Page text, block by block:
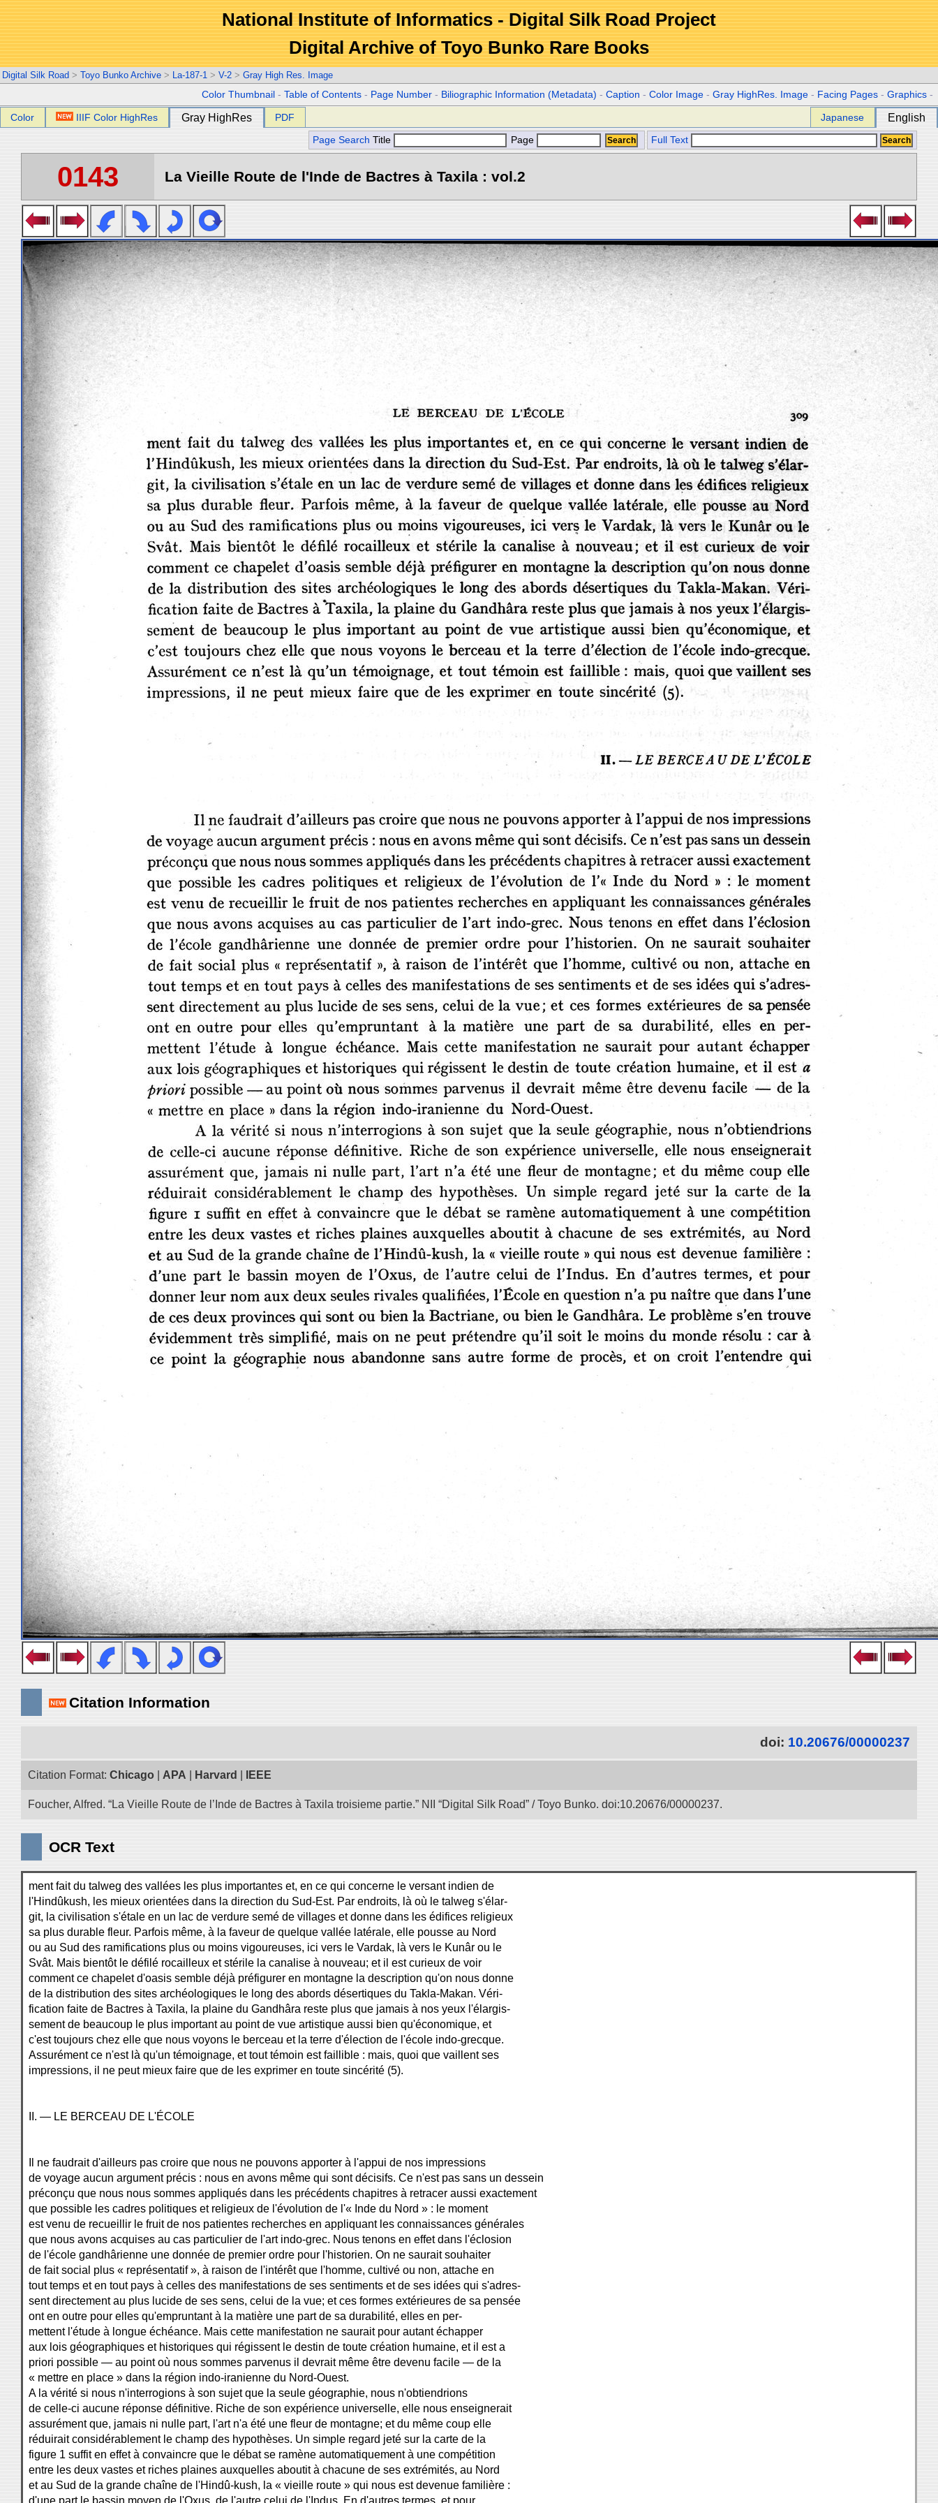
National Institute of Informatics - Digital Silk Road Project
Digital Archive of Toyo Bunko Rare Books
Digital Silk Road > Toyo Bunko Archive > La-187-1 > V-2 > Gray High Res. Image
Color Thumbnail -Table of Contents - Page Number - Biliographic Information (Metadata) -Caption -Color Image -Gray HighRes. Image - Facing Pages -Graphics -
Color IIIF Color HighRes Gray HighRes PDF Japanese English
Page Search Title Page Full Text
0143 La Vieille Route de l'Inde de Bactres à Taxila : vol.2
Citation Information
doi: 10.20676/00000237
Citation Format: Chicago APA Harvard IEEE
Foucher, Alfred. “La Vieille Route de l’Inde de Bactres à Taxila troisieme partie.” NII “Digital Silk Road” / Toyo Bunko. doi:10.20676/00000237.
OCR Text
ment fait du talweg des vallées les plus importantes et, en ce qui concerne le versant indien de
l'Hindûkush, les mieux orientées dans la direction du Sud-Est. Par endroits, là où le talweg s'élar-
git, la civilisation s'étale en un lac de verdure semé de villages et donne dans les édifices religieux
sa plus durable fleur. Parfois même, à la faveur de quelque vallée latérale, elle pousse au Nord
ou au Sud des ramifications plus ou moins vigoureuses, ici vers le Vardak, là vers le Kunâr ou le
Svât. Mais bientôt le défilé rocailleux et stérile la canalise à nouveau; et il est curieux de voir
comment ce chapelet d'oasis semble déjà préfigurer en montagne la description qu'on nous donne
de la distribution des sites archéologiques le long des abords désertiques du Takla-Makan. Véri-
fication faite de Bactres à Taxila, la plaine du Gandhâra reste plus que jamais à nos yeux l'élargis-
sement de beaucoup le plus important au point de vue artistique aussi bien qu'économique, et
c'est toujours chez elle que nous voyons le berceau et la terre d'élection de l'école indo-grecque.
Assurément ce n'est là qu'un témoignage, et tout témoin est faillible : mais, quoi que vaillent ses
impressions, il ne peut mieux faire que de les exprimer en toute sincérité (5).
II. — LE BERCEAU DE L'ÉCOLE
Il ne faudrait d'ailleurs pas croire que nous ne pouvons apporter à l'appui de nos impressions
de voyage aucun argument précis : nous en avons même qui sont décisifs. Ce n'est pas sans un dessein
préconçu que nous nous sommes appliqués dans les précédents chapitres à retracer aussi exactement
que possible les cadres politiques et religieux de l'évolution de l'« Inde du Nord » : le moment
est venu de recueillir le fruit de nos patientes recherches en appliquant les connaissances générales
que nous avons acquises au cas particulier de l'art indo-grec. Nous tenons en effet dans l'éclosion
de l'école gandhârienne une donnée de premier ordre pour l'historien. On ne saurait souhaiter
de fait social plus « représentatif », à raison de l'intérêt que l'homme, cultivé ou non, attache en
tout temps et en tout pays à celles des manifestations de ses sentiments et de ses idées qui s'adres-
sent directement au plus lucide de ses sens, celui de la vue; et ces formes extérieures de sa pensée
ont en outre pour elles qu'empruntant à la matière une part de sa durabilité, elles en per-
mettent l'étude à longue échéance. Mais cette manifestation ne saurait pour autant échapper
aux lois géographiques et historiques qui régissent le destin de toute création humaine, et il est a
priori possible — au point où nous sommes parvenus il devrait même être devenu facile — de la
« mettre en place » dans la région indo-iranienne du Nord-Ouest.
A la vérité si nous n'interrogions à son sujet que la seule géographie, nous n'obtiendrions
de celle-ci aucune réponse définitive. Riche de son expérience universelle, elle nous enseignerait
assurément que, jamais ni nulle part, l'art n'a été une fleur de montagne; et du même coup elle
réduirait considérablement le champ des hypothèses. Un simple regard jeté sur la carte de la
figure 1 suffit en effet à convaincre que le débat se ramène automatiquement à une compétition
entre les deux vastes et riches plaines auxquelles aboutit à chacune de ses extrémités, au Nord
et au Sud de la grande chaîne de l'Hindû-kush, la « vieille route » qui nous est devenue familière :
d'une part le bassin moyen de l'Oxus, de l'autre celui de l'Indus. En d'autres termes, et pour